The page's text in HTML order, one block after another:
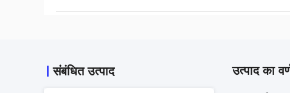
संबंधित उत्पाद उत्पाद का